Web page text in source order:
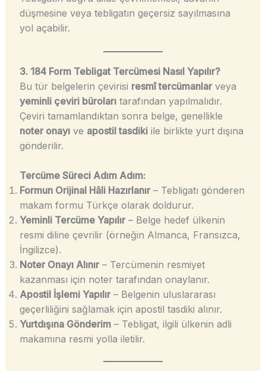
düşmesine veya tebligatın geçersiz sayılmasına
yol açabilir.
3. 184 Form Tebligat Tercümesi Nasıl Yapılır?
Bu tür belgelerin çevirisi resmî tercümanlarveya
yeminli çeviri bürolarıtarafından yapılmalıdır.
Çeviri tamamlandıktan sonra belge, genellikle
noter onayıve apostil tasdikiile birlikte yurt dışına
gönderilir.
Tercüme Süreci Adım Adım:
Formun Orijinal Hâli Hazırlanır– Tebligatı gönderen
makam formu Türkçe olarak doldurur.
Yeminli Tercüme Yapılır– Belge hedef ülkenin
resmi diline çevrilir (örneğin Almanca, Fransızca,
İngilizce).
Noter Onayı Alınır– Tercümenin resmiyet
kazanması için noter tarafından onaylanır.
Apostil İşlemi Yapılır– Belgenin uluslararası
geçerliliğini sağlamak için apostil tasdiki alınır.
Yurtdışına Gönderim– Tebligat, ilgili ülkenin adli
makamına resmi yolla iletilir.